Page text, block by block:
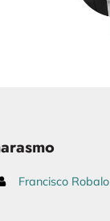
Francisco Robalo